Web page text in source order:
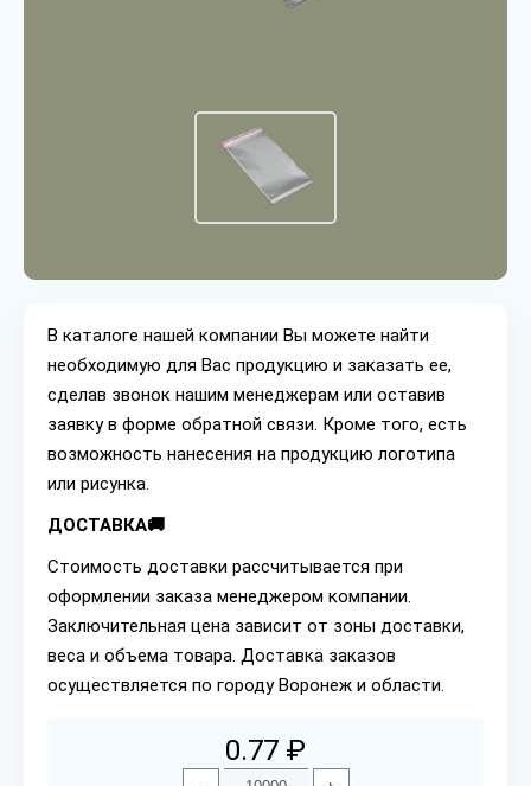
В каталоге нашей компании Вы можете найти
необходимую для Вас продукцию и заказать ее,
сделав звонок нашим менеджерам или оставив
заявку в форме обратной связи. Кроме того, есть
возможность нанесения на продукцию логотипа
или рисунка.
ДОСТАВКА🚚
Стоимость доставки рассчитывается при
оформлении заказа менеджером компании.
Заключительная цена зависит от зоны доставки,
веса и объема товара. Доставка заказов
осуществляется по городу Воронеж и области.
0.77 ₽